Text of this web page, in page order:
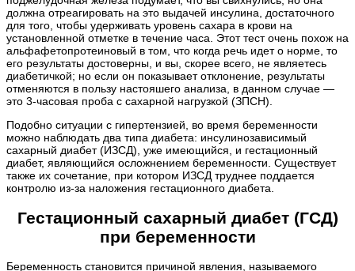
должна отреагировать на это выдачей инсулина, достаточного
для того, чтобы удерживать уровень сахара в крови на
установленной отметке в течение часа. Этот тест очень похож на
альфафетопротеиновый в том, что когда речь идет о норме, то
его результаты достоверны, и вы, скорее всего, не являетесь
диабетичкой; но если он показывает отклонение, результаты
отменяются в пользу настояшего анализа, в данном случае —
это 3-часовая проба с сахарной нагрузкой (ЗПСН).
Подобно ситуации с гипертензией, во время беременности
можно наблюдать два типа диабета: инсулинозависимый
сахарный диабет (ИЗСД), уже имеющийся, и гестационный
диабет, являющийся осложнением беременности. Существует
также их сочетание, при котором ИЗСД труднее поддается
контролю из-за наложения гестационного диабета.
Гестационный сахарный диабет (ГСД)
при беременности
Беременность становится причиной явления, называемого